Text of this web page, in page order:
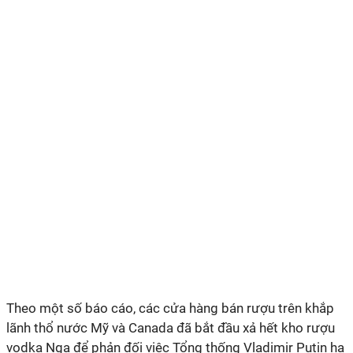
Theo một số báo cáo, các cửa hàng bán rượu trên khắp
lãnh thổ nước Mỹ và Canada đã bắt đầu xả hết kho rượu
vodka Nga để phản đối việc Tổng thống Vladimir Putin hạ